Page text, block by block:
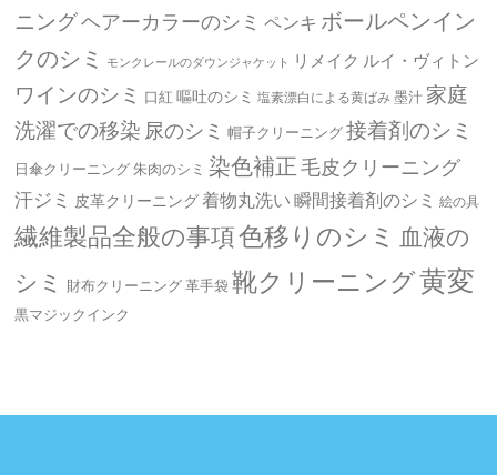
ニングヘアーカラーのシミ ペンキ ボールペンイン
クのシミ
モンクレールのダウンジャケット リメイク ルイ・ヴィトン
ワインのシミ 口紅 嘔吐のシミ 塩素漂白による黄ばみ墨汁 家庭
洗濯での移染 尿のシミ 帽子クリーニング接着剤のシミ
日傘クリーニング朱肉のシミ 染色補正毛皮クリーニング
汗ジミ 皮革クリーニング着物丸洗い瞬間接着剤のシミ 絵の具
繊維製品全般の事項色移りのシミ 血液の
シミ
財布クリーニング革手袋 靴クリーニング黄変
黒マジックインク